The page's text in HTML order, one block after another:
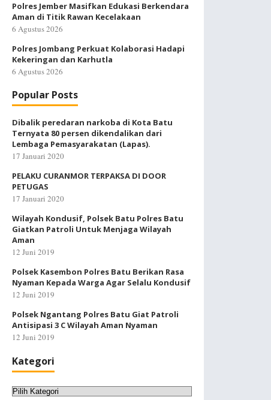
Polres Jember Masifkan Edukasi Berkendara
Aman di Titik Rawan Kecelakaan
6 Agustus 2026
Polres Jombang Perkuat Kolaborasi Hadapi
Kekeringan dan Karhutla
6 Agustus 2026
Popular Posts
Dibalik peredaran narkoba di Kota Batu
Ternyata 80 persen dikendalikan dari
Lembaga Pemasyarakatan (Lapas).
17 Januari 2020
PELAKU CURANMOR TERPAKSA DI DOOR
PETUGAS
17 Januari 2020
Wilayah Kondusif, Polsek Batu Polres Batu
Giatkan Patroli Untuk Menjaga Wilayah
Aman
12 Juni 2019
Polsek Kasembon Polres Batu Berikan Rasa
Nyaman Kepada Warga Agar Selalu Kondusif
12 Juni 2019
Polsek Ngantang Polres Batu Giat Patroli
Antisipasi 3 C Wilayah Aman Nyaman
12 Juni 2019
Kategori
Kategori